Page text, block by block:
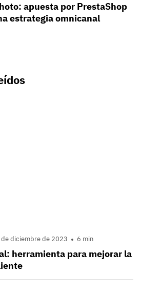
apuesta por PrestaShop
estrategia omnicanal
diciembre de 2023 6 min
herramienta para mejorar la